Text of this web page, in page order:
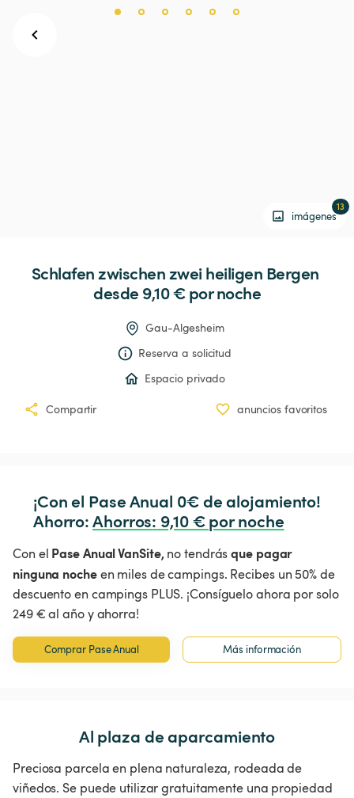
imágenes
13
Schlafenzwischenzweiheiligen Bergen
desde 9,10 € por noche
Gau-Algesheim
Reserva a solicitud
Espacio privado
Compartir anuncios favoritos
¡Con el Pase Anual 0€ de alojamiento!
Ahorro: Ahorros: 9,10 € por noche
Con el Pase Anual VanSite, no tendrásque pagar
ninguna nocheen miles de campings. Recibes un 50% de
descuento en campings PLUS. ¡Consíguelo ahora por solo
249 € al año y ahorra!
Comprar Pase Anual Más información
Al plaza de aparcamiento
Preciosa parcela en plena naturaleza, rodeada de
viñedos. Se puede utilizar gratuitamente una propiedad